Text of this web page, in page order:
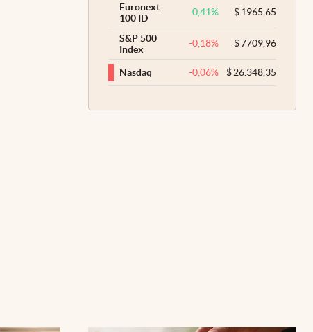
Euronext
100 ID
0,41% $1965,65
S&P 500
Index
-0,18% $7709,96
Nasdaq -0,06% $26.348,35